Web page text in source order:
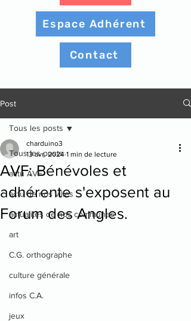
Contact
Espace Adhérent
Post
Tous les posts
actu AVF
actu de nos villes
actualités de nos communes
art
C.G. orthographe
culture générale
infos C.A.
jeux
Tous les posts
AVF: Bénévoles et
adhérente s'exposent au
Forum des Angles.
charduino3
13 avr. 2024 1 min de lecture